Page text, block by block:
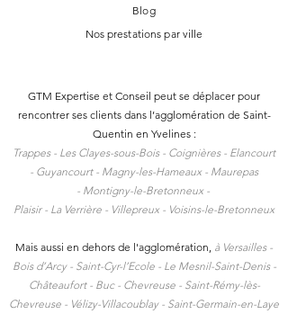
Blog
Nos prestations par ville
GTM Expertise et Conseil peut se déplacer pour
rencontrer ses clients dans l’agglomération de Saint-
Quentin en Yvelines :
Trappes - Les Clayes-sous-Bois - Coignières - Elancourt
- Guyancourt - Magny-les-Hameaux - Maurepas
- Montigny-le-Bretonneux -
Plaisir - La Verrière - Villepreux - Voisins-le-Bretonneux
Mais aussi en dehors de l'agglomération, à Versailles -
Bois d’Arcy - Saint-Cyr-l’Ecole - Le Mesnil-Saint-Denis -
Châteaufort - Buc - Chevreuse - Saint-Rémy-lès-
Chevreuse - Vélizy-Villacoublay - Saint-Germain-en-Laye